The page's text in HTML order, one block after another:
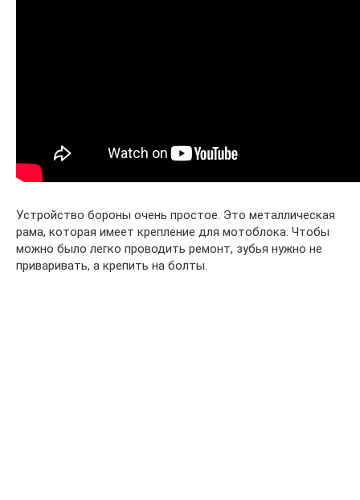
Устройство бороны очень простое. Это металлическая
рама, которая имеет крепление для мотоблока. Чтобы
можно было легко проводить ремонт, зубья нужно не
приваривать, а крепить на болты.